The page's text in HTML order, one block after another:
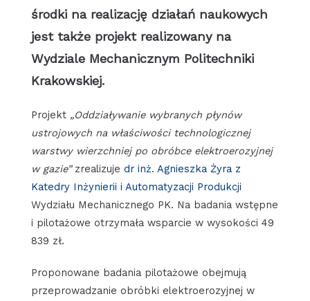
środki na realizację działań naukowych
jest także projekt realizowany na
Wydziale Mechanicznym Politechniki
Krakowskiej.
Projekt „Oddziaływanie wybranych płynów
ustrojowych na właściwości technologicznej
warstwy wierzchniej po obróbce elektroerozyjnej
w gazie”zrealizuje dr inż. Agnieszka Żyra z
Katedry Inżynierii i Automatyzacji Produkcji
Wydziału Mechanicznego PK. Na badania wstępne
i pilotażowe otrzymała wsparcie w wysokości 49
839 zł.
Proponowane badania pilotażowe obejmują
przeprowadzanie obróbki elektroerozyjnej w